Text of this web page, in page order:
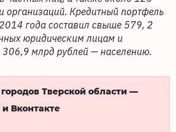
организаций. Кредитный портфель
года составил свыше 579, 2
юридическим лицам и
млрд рублей — населению.
Тверской области —
Вконтакте